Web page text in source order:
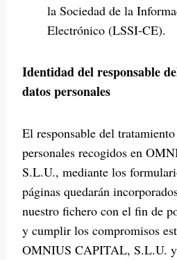
la Sociedad de la
Electrónico (LSSI-CE).
Identidad del responsable
datos personales
El responsable del
personales recogidos en
S.L.U., mediante los
páginas quedarán
nuestro fichero con el fin de
y cumplir los compromisos
OMNIUS CAPITAL, S.L.U.